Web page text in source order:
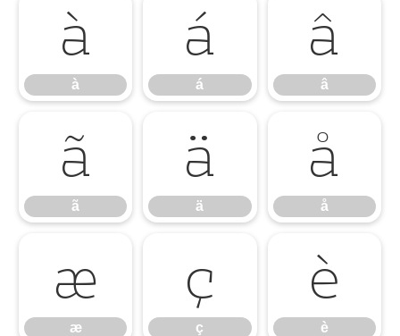
à
à
á
á
â
â
ã
ã
ä
ä
å
å
æ
æ
ç
ç
è
è